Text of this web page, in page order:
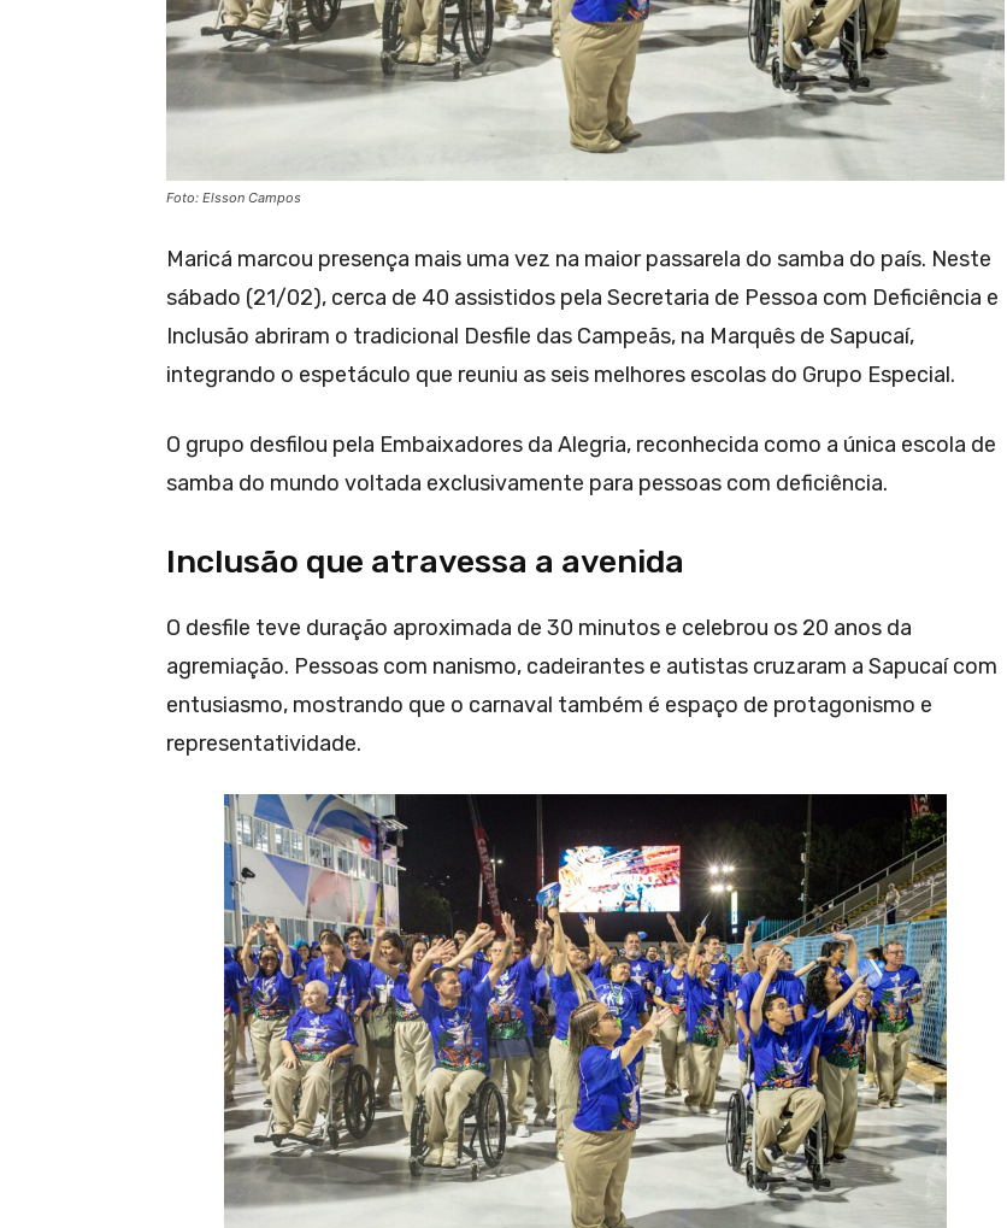
Foto: Elsson Campos
Maricá marcou presença mais uma vez na maior passarela do samba do país. Neste
sábado (21/02), cerca de 40 assistidos pela Secretaria de Pessoa com Deficiência e
Inclusão abriram o tradicional Desfile das Campeãs, na Marquês de Sapucaí,
integrando o espetáculo que reuniu as seis melhores escolas do Grupo Especial.
O grupo desfilou pela Embaixadores da Alegria, reconhecida como a única escola de
samba do mundo voltada exclusivamente para pessoas com deficiência.
Inclusão que atravessa a avenida
O desfile teve duração aproximada de 30 minutos e celebrou os 20 anos da
agremiação. Pessoas com nanismo, cadeirantes e autistas cruzaram a Sapucaí com
entusiasmo, mostrando que o carnaval também é espaço de protagonismo e
representatividade.